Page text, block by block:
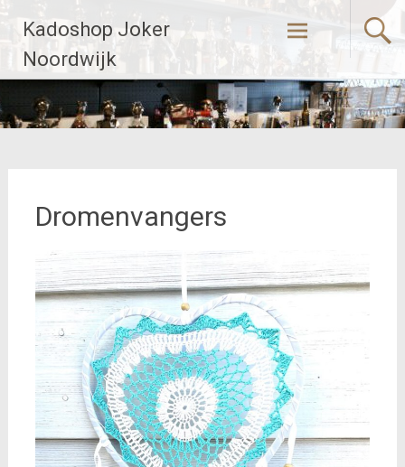
inhoud
springen
Kadoshop Joker
Noordwijk
Dromenvangers